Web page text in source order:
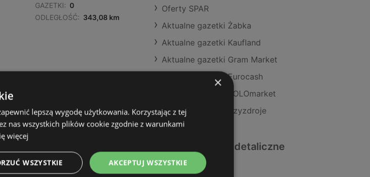
GAZETKI: 0
ODLEGŁOŚĆ: 343,08 km
Oferty SPAR
Aktualne gazetki Żabka
Aktualne gazetki Kaufland
Aktualne gazetki Gram Market
Aktualne gazetki Eurocash
Aktualne gazetki POLOmarket
Sklepy Lidl w Międzyzdroje
Podobne sklepy detaliczne
Oferty Action
×
lepszą wygodę użytkowania. Korzystając z tej
nas wszystkich plików cookie zgodnie z warunkami
więcej
AKCEPTUJ WSZYSTKIE
WSZYSTKIE